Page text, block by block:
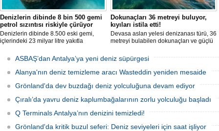
Denizlerin dibinde 8 bin 500 gemi
petrol sızıntısı riskiyle çürüyor
Denizlerin dibinde 8.500 eski gemi,
içlerindeki 23 milyar litre yakıtla
enkazlardan olası petrol sızıntılarının
deniz ekosistemleri için büyük bir tehdit
oluşturduğunu belirtiyor.
Dokunaçları 36 metreyi buluyor,
kıyıları istila etti!
Devasa aslan yelesi denizanası türü, 36
metreyi bulabilen dokunaçları ve güçlü
akıntıların bu olağan dışı yoğunluğa
neden olduğunu belirtiyor.
ASBAŞ’dan Antalya’ya yeni deniz süpürgesi
Alanya'nın deniz temizleme aracı Wasteddin yeniden mesaide
Grönland'da dev buzdağı deniz yolculuğuna devam ediyor
Çıralı’da yavru deniz kaplumbağalarının zorlu yolculuğu başladı
Q Terminals Antalya’nın denizini temizledi!
Grönland'da kritik buzul seferi: Deniz seviyeleri için saat işliyor